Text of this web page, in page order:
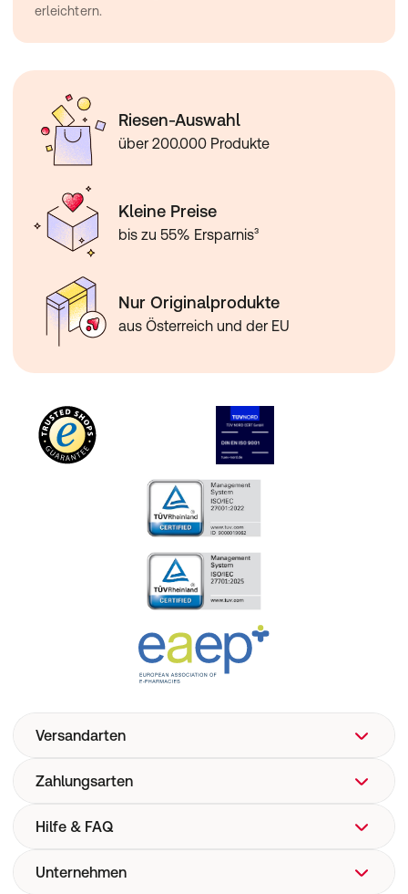
erleichtern.
Riesen-Auswahl
über 200.000 Produkte
Kleine Preise
bis zu 55% Ersparnis³
Nur Originalprodukte
aus Österreich und der EU
Versandarten
Zahlungsarten
Hilfe & FAQ
FAQ
Unternehmen